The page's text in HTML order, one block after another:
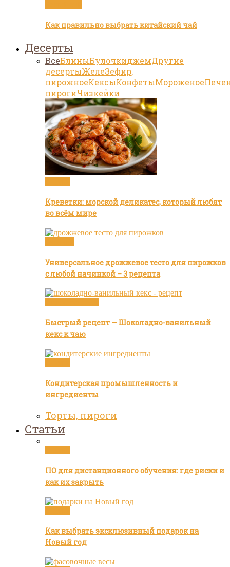
Как правильно выбрать китайский чай
Десерты
ВсеБлиныБулочкиджемДругие
десертыЖелеЗефир,
пирожноеКексыКонфетыМороженое
пирогиЧизкейки
Креветки: морской деликатес, который любят
во всём мире
Универсальное дрожжевое тесто для пирожков
с любой начинкой – 3 рецепта
Быстрый рецепт — Шоколадно-ванильный
кекс к чаю
Кондитерская промышленность и
ингредиенты
Торты, пироги
Статьи
ПО для дистанционного обучения: где риски и
как их закрыть
Как выбрать эксклюзивный подарок на
Новый год